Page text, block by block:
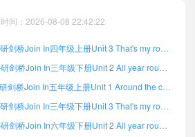
间：2026-08-08 22:42:22
外研剑桥Join In四年级上册Unit 3 That's my room单词
外研剑桥Join In三年级下册Unit 2 All year round单词
外研剑桥Join In五年级上册Unit 1 Around the clock单词
外研剑桥Join In三年级下册Unit 3 That's my room单词
外研剑桥Join In六年级下册Unit 2 All year round单词